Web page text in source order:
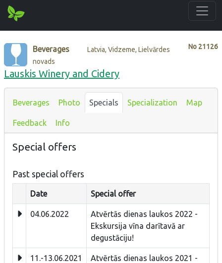
No 21126
Beverages
Latvia, Vidzeme, Lielvārdes
novads
Lauskis Winery and Cidery
Beverages Photo Specials Specialization Map
Feedback Info
Special offers
Past special offers
Date Special offer
04.06.2022
Atvērtās dienas laukos 2022 -
Ekskursija vīna darītavā ar
degustāciju!
11.-13.06.2021
Atvērtās dienas laukos 2021 -